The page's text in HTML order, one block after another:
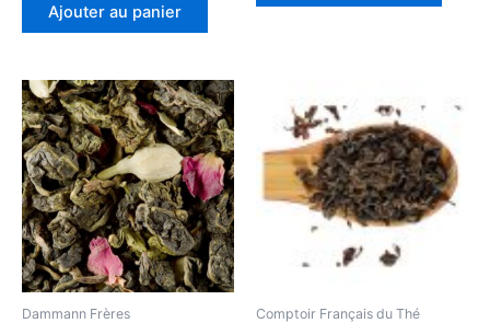
Ajouter au panier
Dammann Frères Comptoir Français du Thé